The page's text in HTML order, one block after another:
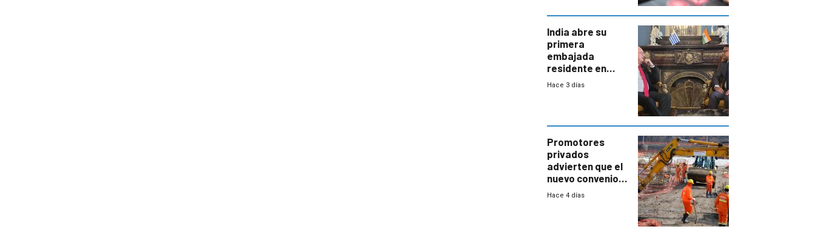
India abre su
primera
embajada
residente en
Uruguay y crecen
enorme
potencial
Hace 3 días
Promotores
privados
advierten que el
nuevo convenio
de la
Hace 4 días